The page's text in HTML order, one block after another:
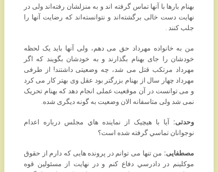
بهنام بارها با آنها تماس گرفته اند و به منزلشان رفته‌اند ولی در
نهایت دست خالی برگشته‌اند و ‏نتوانسته‌اند که رضایت آنها را
جلب کنند . ‏
من به خانواده مهرداد حق می دهم، ولی آنها باید یک لحظه
خودشان را جای بهنام بگذارند و به خودشان ‏بگویند که اگر
مهرداد مرتکب قتل می شد، چه وضعیتی داشتند! از طرفی
مهرداد چهار سال از بهنام بزرگتر ‏بود عقل وی بهتر کار می کرد
و می توانست در آن موقعیت عملی انجام دهد که بهنام تحریک
نمی شد ولی ‏متاسفانه الان وضعیت به گونه دیگری شده.‏
وحدتی: آيا با هيچيک از نماينده هاي مجلس درباره اعدام
نوجوانان تماسي گرفته شده است؟ ‏
مصطفایی: من تنها می توانم در پرونده هایی که دارم از حقوق
موکلینم در دادرسي دفاع کنم و در نهایت از ‏مسئولین قوه